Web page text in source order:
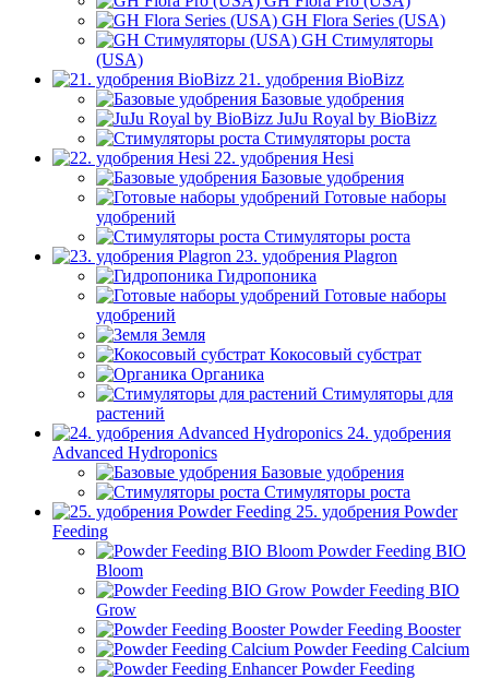
GH Flora Series (USA)
GH Стимуляторы
(USA)
21. удобрения BioBizz
Базовые удобрения
JuJu Royal by BioBizz
Стимуляторы роста
22. удобрения Hesi
Базовые удобрения
Готовые наборы
удобрений
Стимуляторы роста
23. удобрения Plagron
Гидропоника
Готовые наборы
удобрений
Земля
Кокосовый субстрат
Органика
Стимуляторы для
растений
24. удобрения
Advanced Hydroponics
Базовые удобрения
Стимуляторы роста
25. удобрения Powder
Feeding
Powder Feeding BIO
Bloom
Powder Feeding BIO
Grow
Powder Feeding Booster
Powder Feeding Calcium
Powder Feeding